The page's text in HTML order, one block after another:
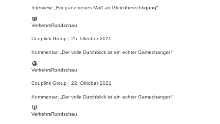
Interview: „Ein ganz neues Maß an Gleichberechtigung“
VerkehrsRundschau
Couplink Group | 25. Oktober 2021
Kommentar: „Der volle Durchblick ist ein echter Gamechanger!“
VerkehrsRundschau
Couplink Group | 22. Oktober 2021
Kommentar: „Der volle Durchblick ist ein echter Gamechanger!“
VerkehrsRundschau